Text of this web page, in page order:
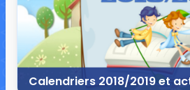
Calendriers 2018/2019 et